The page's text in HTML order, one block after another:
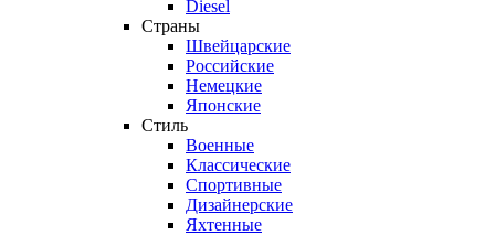
Diesel
Страны
Швейцарские
Российские
Немецкие
Японские
Стиль
Военные
Классические
Спортивные
Дизайнерские
Яхтенные